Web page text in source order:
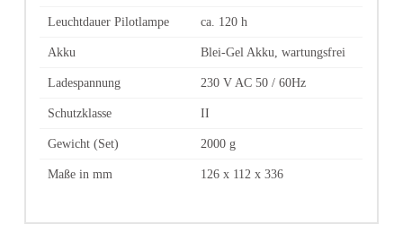
Leuchtdauer Pilotlampe ca. 120 h
Akku Blei-Gel Akku, wartungsfrei
Ladespannung 230 V AC 50 / 60Hz
Schutzklasse II
Gewicht (Set) 2000 g
Maße in mm 126 x 112 x 336